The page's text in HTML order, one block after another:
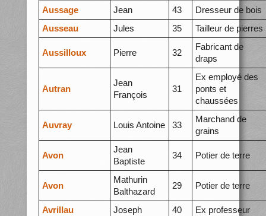
Aussage
Jean 43
Dresseur de bois
Ausseau
Jules 35 Tailleur de pierres
Aussilloux Pierre 32
Fabricant de
draps
Autran
Jean
François
31
Ex employé des
ponts et
chaussées
Auvray Louis Antoine 33
Marchand de
grains
Avon
Jean
Baptiste
34 Potier de terre
Avon
Mathurin
Balthazard
29 Potier de terre
Avrillau Joseph 40 Ex professeur